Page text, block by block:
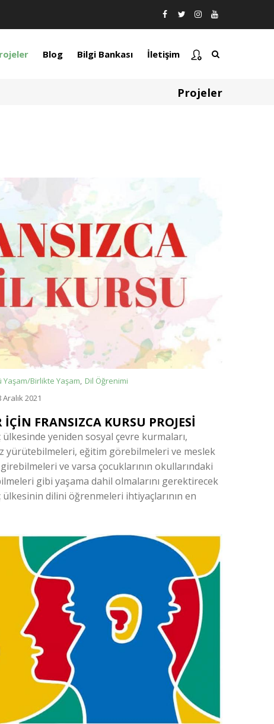
Blog Bilgi Bankası İletişim
Projeler
Yaşam/Birlikte Yaşam Dil Öğrenimi
Aralık 2021
FRANSIZCA KURSU PROJESİ
yeniden sosyal çevre kurmaları,
yürütebilmeleri, eğitim görebilmeleri ve meslek
ve varsa çocuklarının okullarındaki
gibi yaşama dahil olmalarını gerektirecek
dilini öğrenmeleri ihtiyaçlarının en